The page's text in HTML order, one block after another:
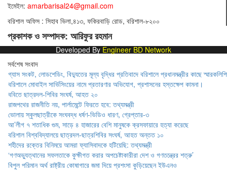
ইমেইল: amarbarisal24@gmail.com
বরিশাল অফিস : সিহাব ভিলা,৪১৩, ফকিরবাড়ি রোড, বরিশাল-৮২০০
প্রকাশক ও সম্পাদক: আরিফুর রহমান
Developed By Engineer BD Network
সর্বশেষ সংবাদ
গ্যাস সংকট, লোডশেডিং, বিদ্যুতের মূল্য বৃদ্ধির প্রতিবাদে বরিশালে প্রধানমন্ত্রীর কাছে স্মারকলিপি
বরিশালে মোবাইল সার্ভিসিংয়ের নামে প্রতারণার অভিযোগ, প্রশাসনের হস্তক্ষেপ কামনা।
ববিতে ছাত্রদল-শিবির সংঘর্ষ, আহত ২০
রাজপথের রাজনীতি নয়, পার্লামেন্টে ফিরতে হবে: তথ্যমন্ত্রী
ভোলায় স্কুলছাত্রীকে সংঘবদ্ধ ধর্ষণ-ভিডিও ধারণ, গ্রেপ্তার-৩
আ’লীগ ৭ শতাধিক গুম, সাড়ে ৪ হাজারের বেশি মানুষকে ক্রসফায়ারে হত্যা করেছে
বরিশাল বিশ্ববিদ্যালয়ে ছাত্রদল-ছাত্রশিবির সংঘর্ষ, আহত অন্তত ১০
শহীদের রক্তের বিনিময়ে আমরা ফ্যাসিবাদকে হটিয়েছি: তথ্যমন্ত্রী
‘গণঅভ্যুত্থানের সফলতাকে কুক্ষীগত করার অপচেষ্টাকারীরা দেশ ও গণতন্ত্রের শত্রু’
বিপুল পরিমান অর্থ রাষ্ট্রীয় কোষাগারে জমা দিয়ে প্রশংসা কুড়িয়েছেন ইউএনও